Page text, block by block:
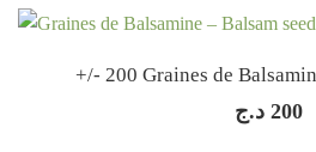
+/- 200 Graines de
200 د.ج